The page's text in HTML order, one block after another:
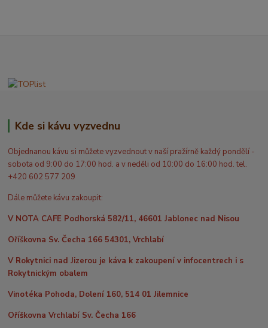
Kde si kávu vyzvednu
Objednanou kávu si můžete vyzvednout v naší pražírně každý pondělí -
sobota od 9:00 do 17:00 hod. a v neděli od 10:00 do 16:00 hod. tel.
+420 602 577 209
Dále můžete kávu zakoupit:
V NOTA CAFE Podhorská 582/11, 46601 Jablonec nad Nisou
Oříškovna Sv. Čecha 166 54301, Vrchlabí
V Rokytnici nad Jizerou je káva k zakoupení v infocentrech i s
Rokytnickým obalem
Vinotéka Pohoda, Dolení 160, 514 01 Jilemnice
Oříškovna Vrchlabí Sv. Čecha 166